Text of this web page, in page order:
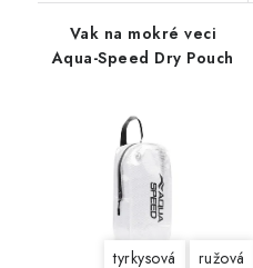
Vak na mokré veci
Aqua-Speed Dry Pouch
tyrkysová ružová